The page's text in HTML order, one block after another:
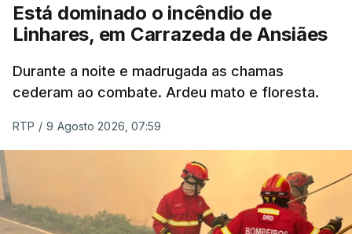
ESTE CONTEÚDO ESTÁ NESTE
Está dominado o incêndio de
Linhares, em Carrazeda de Ansiães
Durante a noite e madrugada as chamas
cederam ao combate. Ardeu mato e floresta.
RTP / 9 Agosto 2026, 07:59